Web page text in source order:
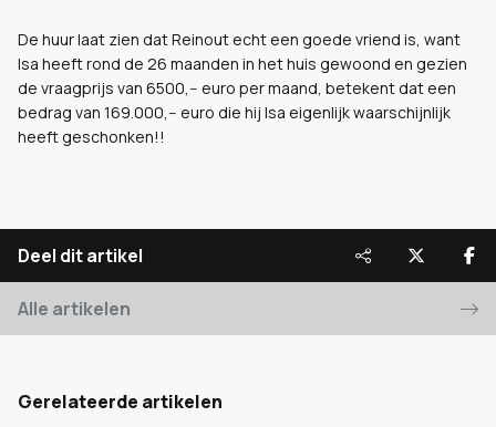
De huur laat zien dat Reinout echt een goede vriend is, want
Isa heeft rond de 26 maanden in het huis gewoond en gezien
de vraagprijs van 6500,-- euro per maand, betekent dat een
bedrag van 169.000,-- euro die hij Isa eigenlijk waarschijnlijk
heeft geschonken!!
Deel dit artikel
Alle artikelen
Gerelateerde artikelen